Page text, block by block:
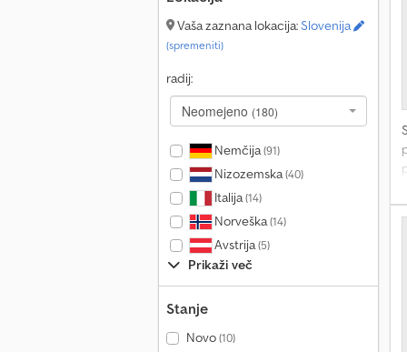
Vaša zaznana lokacija:Slovenija
(spremeniti)
radij:
Neomejeno (180)
Nemčija(91)
Nizozemska(40)
Italija(14)
Norveška(14)
Avstrija(5)
Prikaži več
Stanje
Novo(10)